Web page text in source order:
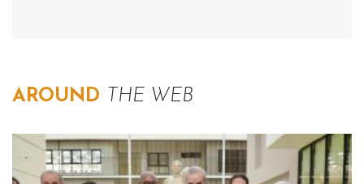
AROUND THE WEB